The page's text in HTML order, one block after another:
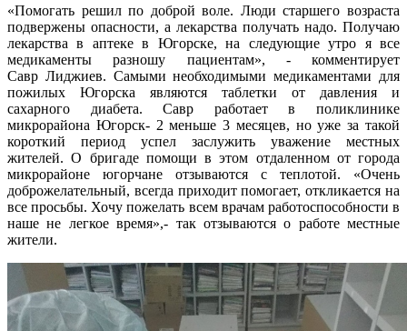
«Помогать решил по доброй воле. Люди старшего возраста
подвержены опасности, а лекарства получать надо. Получаю
лекарства в аптеке в Югорске, на следующие утро я все
медикаменты разношу пациентам», - комментирует
Савр Лиджиев. Самыми необходимыми медикаментами для
пожилых Югорска являются таблетки от давления и
сахарного диабета. Савр работает в поликлинике
микрорайона Югорск- 2 меньше 3 месяцев, но уже за такой
короткий период успел заслужить уважение местных
жителей. О бригаде помощи в этом отдаленном от города
микрорайоне югорчане отзываются с теплотой. «Очень
доброжелательный, всегда приходит помогает, откликается на
все просьбы. Хочу пожелать всем врачам работоспособности в
наше не легкое время»,- так отзываются о работе местные
жители.